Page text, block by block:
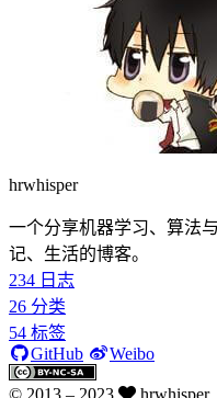
hrwhisper
一个分享机器学习、算法
记、生活的博客。
234 日志
26 分类
54 标签
GitHub
Weibo
© 2013 – 2023 hrwhisper